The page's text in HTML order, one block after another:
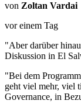
von Zoltan Vardai
vor einem Tag
"Aber darüber
Diskussion in El
"Bei dem
geht viel mehr, viel
Governance, in